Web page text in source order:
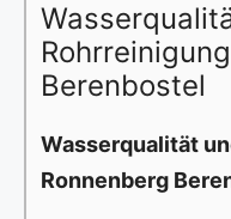
Berenbostel
Wasserqualität
Ronnenberg